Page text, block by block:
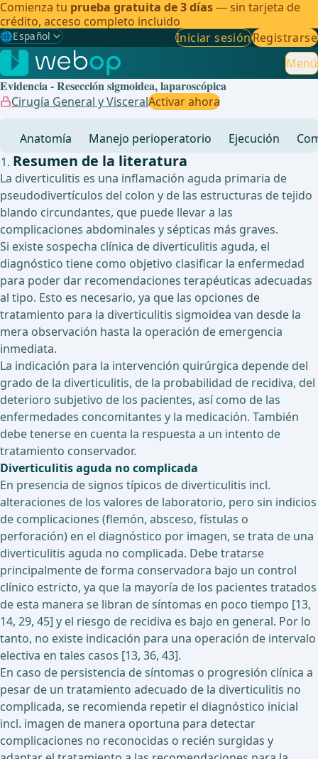
Comienza tu prueba gratuita de 3 días— sin tarjeta de
crédito, acceso completo incluido
🌐Español
Gewählte Sprache: Español
🇩🇪 Alemán
🇬🇧Inglés
🇧🇷
Iniciar sesiónRegistrarse
Menú
Evidencia - Resección sigmoidea, laparoscópica
Cirugía General y VisceralActivar ahora
Anatomía Manejo perioperatorio Ejecución
Resumen de la literatura
La diverticulitis es una inflamación aguda primaria de
pseudodivertículos del colon y de las estructuras de tejido
blando circundantes, que puede llevar a las
complicaciones abdominales y sépticas más graves.
Si existe sospecha clínica de diverticulitis aguda, el
diagnóstico tiene como objetivo clasificar la enfermedad
para poder dar recomendaciones terapéuticas adecuadas
al tipo. Esto es necesario, ya que las opciones de
tratamiento para la diverticulitis sigmoidea van desde la
mera observación hasta la operación de emergencia
inmediata.
La indicación para la intervención quirúrgica depende del
grado de la diverticulitis, de la probabilidad de recidiva, del
deterioro subjetivo de los pacientes, así como de las
enfermedades concomitantes y la medicación. También
debe tenerse en cuenta la respuesta a un intento de
tratamiento conservador.
Diverticulitis aguda no complicada
En presencia de signos típicos de diverticulitis incl.
alteraciones de los valores de laboratorio, pero sin indicios
de complicaciones (flemón, absceso, fístulas o
perforación) en el diagnóstico por imagen, se trata de una
diverticulitis aguda no complicada. Debe tratarse
principalmente de forma conservadora bajo un control
clínico estricto, ya que la mayoría de los pacientes tratados
de esta manera se libran de síntomas en poco tiempo [13,
14, 29, 45] y el riesgo de recidiva es bajo en general. Por lo
tanto, no existe indicación para una operación de intervalo
electiva en tales casos [13, 36, 43].
En caso de persistencia de síntomas o progresión clínica a
pesar de un tratamiento adecuado de la diverticulitis no
complicada, se recomienda repetir el diagnóstico inicial
incl. imagen de manera oportuna para detectar
complicaciones no reconocidas o recién surgidas y